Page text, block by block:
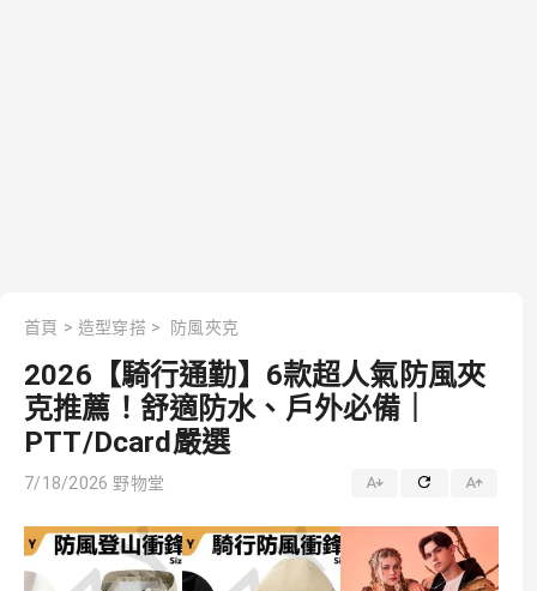
首頁 > 造型穿搭 > 防風夾克
2026【騎行通勤】6款超人氣防風夾
克推薦！舒適防水、戶外必備｜
PTT/Dcard嚴選
7/18/2026 野物堂